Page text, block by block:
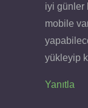
iyi günler
mobile
yükleyip
Yanıtla